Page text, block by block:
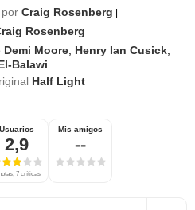
Craig Rosenberg |
Rosenberg
Demi Moore Henry Ian Cusick
Balawi
Half Light
Usuarios
2,9
7 críticas
Mis amigos
--